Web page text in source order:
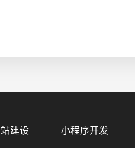
站建设 小程序开发